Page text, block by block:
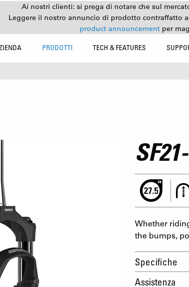
Ai nostri clienti: si prega di notare che sul
Leggere il nostro annuncio di prodotto contraffatto
product announcement per
PRODOTTI TECH & FEATURES
Whether
the bumps,
Specifiche
Assistenza